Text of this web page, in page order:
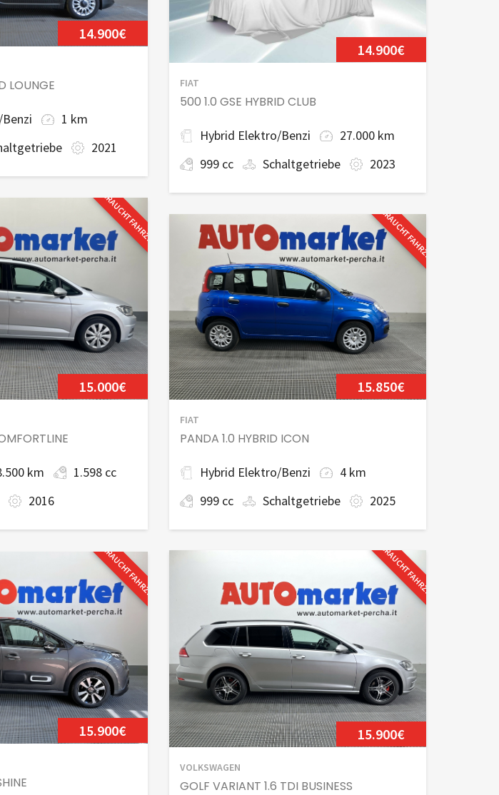
14.900€
FIAT
500 1.0 GSE HYBRID CLUB
Hybrid Elektro/Benzi
27.000 km
999 cc
Schaltgetriebe 2023
14.900€
LOUNGE
1 km
2021
GEBRAUCHTFAHRZEUG
15.000€
km
1.598 cc
2016
GEBRAUCHTFAHRZEUG
15.850€
FIAT
PANDA 1.0 HYBRID ICON
Hybrid Elektro/Benzi
4 km
999 cc
Schaltgetriebe 2025
GEBRAUCHTFAHRZEUG
15.900€
VOLKSWAGEN
GOLF VARIANT 1.6 TDI BUSINESS
GEBRAUCHTFAHRZEUG
15.900€